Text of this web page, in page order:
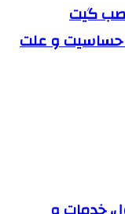
نصب گیت
حساسیت و علت